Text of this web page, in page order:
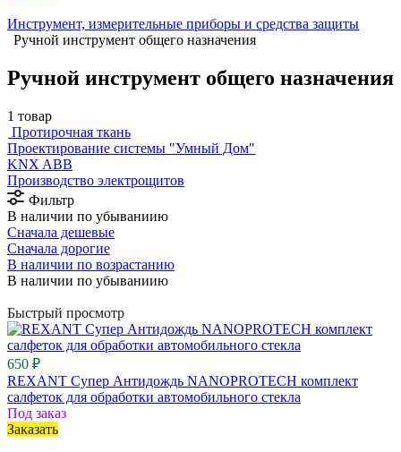
Инструмент, измерительные приборы и средства защиты
Ручной инструмент общего назначения
Ручной инструмент общего назначения
1 товар
Протирочная ткань
Проектирование системы "Умный Дом"
⁠KNX ABB
Производство электрощитов
Фильтр
В наличии по убываниию
Сначала дешевые
Сначала дорогие
В наличии по возрастанию
В наличии по убываниию
Быстрый просмотр
650 ₽
REXANT Супер Антидождь NANOPROTECH комплект
салфеток для обработки автомобильного стекла
Под заказ
Заказать